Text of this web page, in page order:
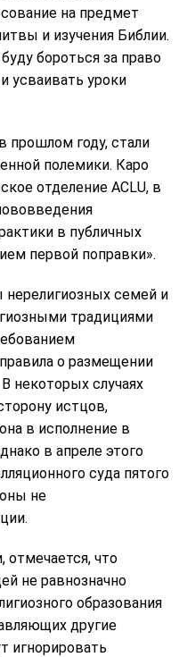
на предмет
и изучения Библии.
бороться за право
усваивать уроки
прошлом году, стали
полемики. Каро
отделение ACLU, в
в публичных
первой поправки».
нерелигиозных семей и
традициями
о размещении
некоторых случаях
истцов,
в исполнение в
в апреле этого
суда пятого
не
отмечается, что
не равнозначно
образования
другие
игнорировать